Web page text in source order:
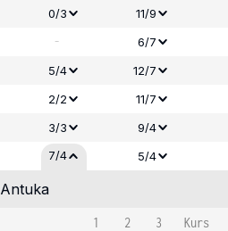
0/3
11/9
-
6/7
5/4
12/7
2/2
11/7
3/3
9/4
7/4 5/4
Antuka
1 2 3
Kurs